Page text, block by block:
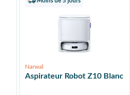
Narwal
Aspirateur Robot Z10 Blanc